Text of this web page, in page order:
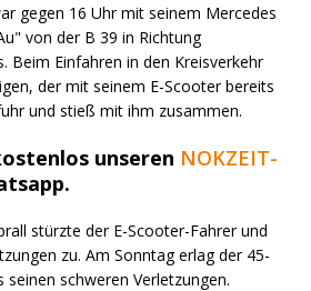
gegen 16 Uhr mit seinem Mercedes
von der B 39 in Richtung
Beim Einfahren in den Kreisverkehr
der mit seinem E-Scooter bereits
und stieß mit ihm zusammen.
unseren NOKZEIT-
stürzte der E-Scooter-Fahrer und
zu. Am Sonntag erlag der 45-
seinen schweren Verletzungen.